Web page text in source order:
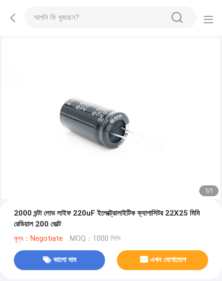
1/1
2000 ঘন্টা লোড লাইফ 220uF ইলেক্ট্রোলাইটিক ক্যাপাসিটর 22X25 মিমি
রেডিয়াল 200 ভোল্ট
মূল্য：Negotiate MOQ：1000 পিসি
ভালো দাম এখন যোগাযোগ